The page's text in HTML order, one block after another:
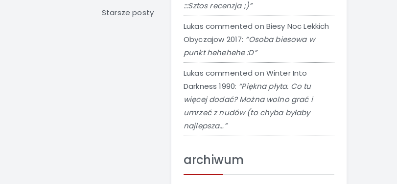
Starsze posty
:::Sztos recenzja ;)”
Lukas commented on Biesy Noc Lekkich
Obyczajow 2017: “Osoba biesowa w
punkt hehehehe :D”
Lukas commented on Winter Into
Darkness 1990: “Piękna płyta. Co tu
więcej dodać? Można wolno grać i
umrzeć z nudów (to chyba byłaby
najlepsza…”
archiwum